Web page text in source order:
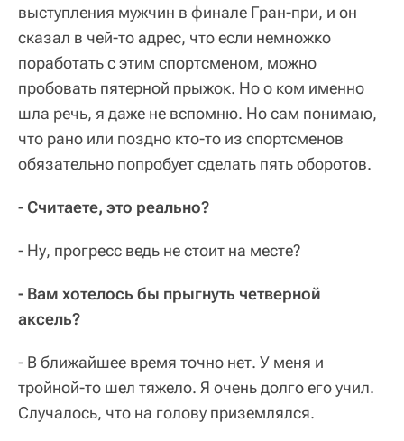
выступления мужчин в финале Гран-при, и он
сказал в чей-то адрес, что если немножко
поработать с этим спортсменом, можно
пробовать пятерной прыжок. Но о ком именно
шла речь, я даже не вспомню. Но сам понимаю,
что рано или поздно кто-то из спортсменов
обязательно попробует сделать пять оборотов.
- Считаете, это реально?
- Ну, прогресс ведь не стоит на месте?
- Вам хотелось бы прыгнуть четверной
аксель?
- В ближайшее время точно нет. У меня и
тройной-то шел тяжело. Я очень долго его учил.
Случалось, что на голову приземлялся.